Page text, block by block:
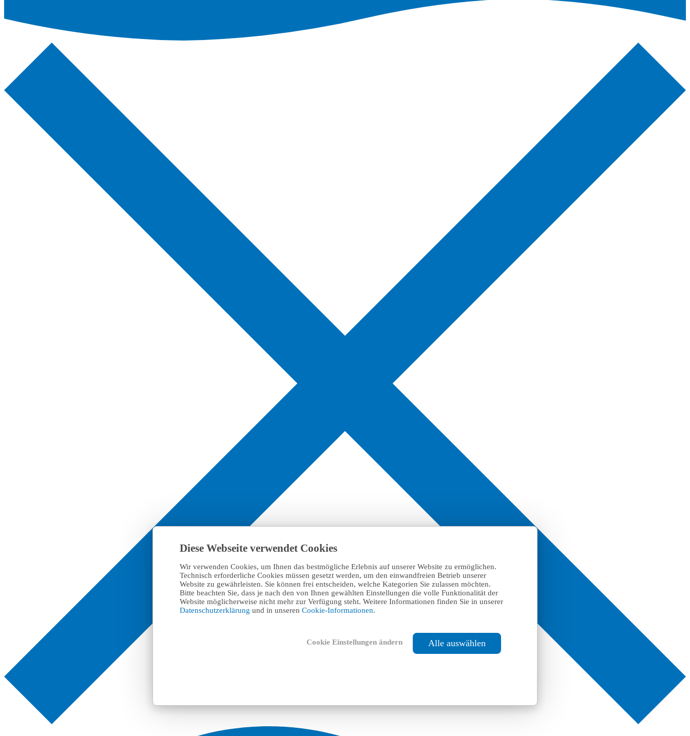
Diese Webseite verwendet Cookies
Wir verwenden Cookies, um Ihnen das bestmögliche Erlebnis auf unserer Website zu ermöglichen.
Technisch erforderliche Cookies müssen gesetzt werden, um den einwandfreien Betrieb unserer
Website zu gewährleisten. Sie können frei entscheiden, welche Kategorien Sie zulassen möchten.
Bitte beachten Sie, dass je nach den von Ihnen gewählten Einstellungen die volle Funktionalität der
Website möglicherweise nicht mehr zur Verfügung steht. Weitere Informationen finden Sie in unserer
Datenschutzerklärung und in unseren Cookie-Informationen.
Cookie Einstellungen ändern Alle auswählen